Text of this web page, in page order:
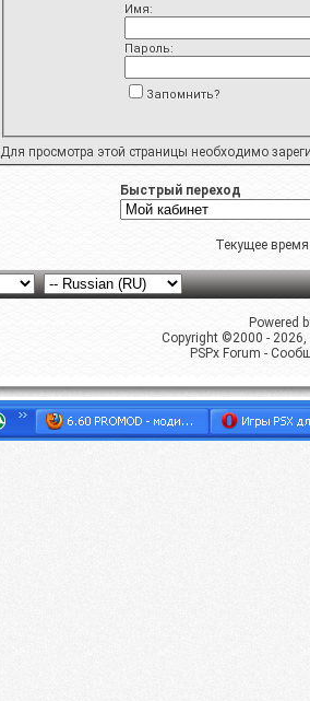
Имя:
Пароль:
Запомнить?
Для просмотра этой страницы необходимо
Быстрый переход
Текущее
Powered
Copyright ©2000 -
PSPx Forum -